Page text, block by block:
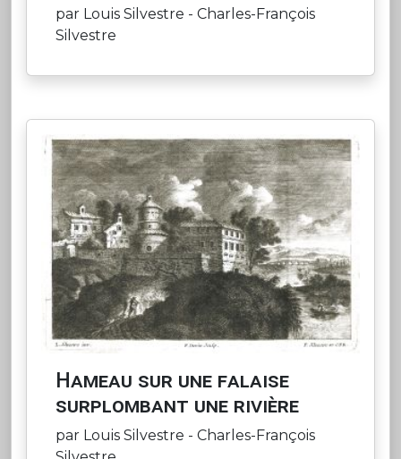
par Louis Silvestre - Charles-François
Silvestre
Hameau sur une falaise
surplombant une rivière
par Louis Silvestre - Charles-François